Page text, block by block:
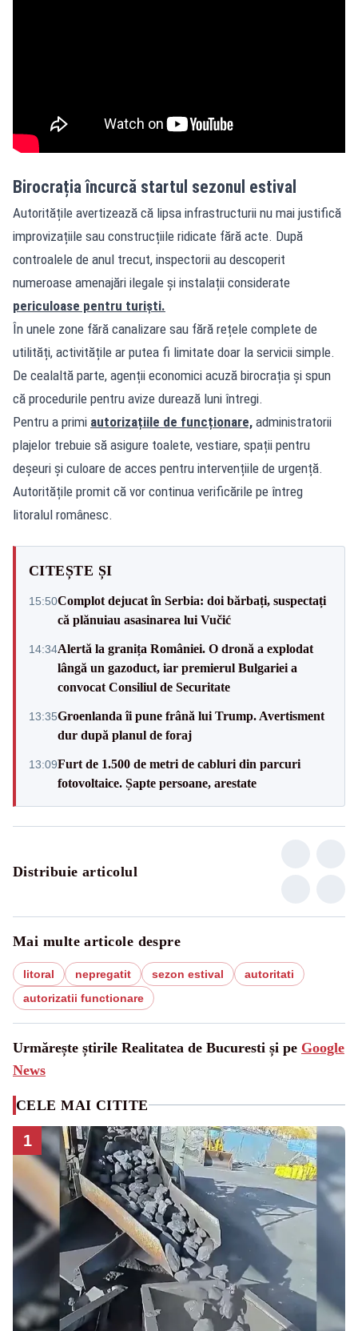
Birocrația încurcă startul sezonul estival
Autoritățile avertizează că lipsa infrastructurii nu mai justifică
improvizațiile sau construcțiile ridicate fără acte. După
controalele de anul trecut, inspectorii au descoperit
numeroase amenajări ilegale și instalații considerate
periculoase pentru turiști.
În unele zone fără canalizare sau fără rețele complete de
utilități, activitățile ar putea fi limitate doar la servicii simple.
De cealaltă parte, agenții economici acuză birocrația și spun
că procedurile pentru avize durează luni întregi.
Pentru a primi autorizațiile de funcționare, administratorii
plajelor trebuie să asigure toalete, vestiare, spații pentru
deșeuri și culoare de acces pentru intervențiile de urgență.
Autoritățile promit că vor continua verificările pe întreg
litoralul românesc.
CITEȘTE ȘI
15:50Complot dejucat în Serbia: doi bărbați, suspectați
că plănuiau asasinarea lui Vučić
14:34Alertă la granița României. O dronă a explodat
lângă un gazoduct, iar premierul Bulgariei a
convocat Consiliul de Securitate
13:35Groenlanda îi pune frână lui Trump. Avertisment
dur după planul de foraj
13:09Furt de 1.500 de metri de cabluri din parcuri
fotovoltaice. Șapte persoane, arestate
Distribuie articolul
Mai multe articole despre
litoral nepregatit sezon estival
autoritati
autorizatii functionare
Urmărește știrile Realitatea de Bucuresti și pe Google
News
CELE MAI CITITE
1